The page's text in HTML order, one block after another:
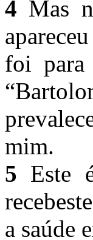
4 Mas
foi para
mim.
5 Este
a saúde